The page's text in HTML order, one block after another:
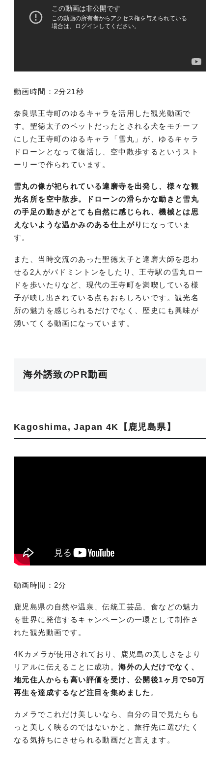
動画時間：2分21秒
奈良県王寺町のゆるキャラを活用した観光動画で
す。聖徳太子のペットだったとされる犬をモチーフ
にした王寺町のゆるキャラ「雪丸」が、ゆるキャラ
ドローンとなって復活し、空中散歩するというスト
ーリーで作られています。
雪丸の像が祀られている達磨寺を出発し、様々な観
光名所を空中散歩。ドローンの滑らかな動きと雪丸
の手足の動きがとても自然に感じられ、機械とは思
えないような温かみのある仕上がり になっていま
す。
また、当時交流のあった聖徳太子と達磨大師を思わ
せる2人がバドミントンをしたり、王寺駅の雪丸ロー
ドを歩いたりなど、現代の王寺町を満喫している様
子が映し出されている点もおもしろいです。観光名
所の魅力を感じられるだけでなく、歴史にも興味が
湧いてくる動画になっています。
海外誘致のPR動画
Kagoshima, Japan 4K【鹿児島県】
動画時間：2分
鹿児島県の自然や温泉、伝統工芸品、食などの魅力
を世界に発信するキャンペーンの一環として制作さ
れた観光動画です。
4Kカメラが使用されており、鹿児島の美しさをより
リアルに伝えることに成功。海外の人だけでなく、
地元住人からも高い評価を受け、公開後1ヶ月で50万
再生を達成するなど注目を集めました 。
カメラでこれだけ美しいなら、自分の目で見たらも
っと美しく映るのではないかと、旅行先に選びたく
なる気持ちにさせられる動画だと言えます。